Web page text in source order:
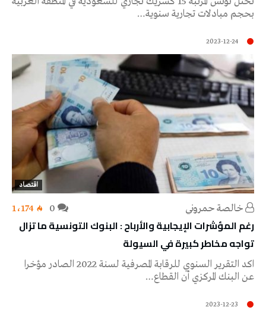
بحجم مبادلات تجارية سنوية…
2023-12-24
اقتصاد
خالصة حمروني 1٬174
رغم المؤشرات الإيجابية والأرباح : البنوك التونسية ما تزال
تواجه مخاطر كبيرة في السيولة
اكد التقرير السنوي للرقابة المصرفية لسنة 2022 الصادر مؤخرا
عن البنك المركزي أن القطاع…
2023-12-23